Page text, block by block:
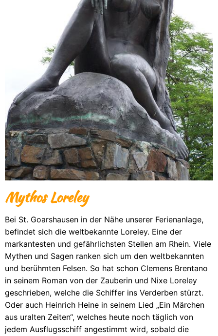
Mythos Loreley
Bei St. Goarshausen in der Nähe unserer Ferienanlage,
befindet sich die weltbekannte Loreley. Eine der
markantesten und gefährlichsten Stellen am Rhein. Viele
Mythen und Sagen ranken sich um den weltbekannten
und berühmten Felsen. So hat schon Clemens Brentano
in seinem Roman von der Zauberin und Nixe Loreley
geschrieben, welche die Schiffer ins Verderben stürzt.
Oder auch Heinrich Heine in seinem Lied „Ein Märchen
aus uralten Zeiten“, welches heute noch täglich von
jedem Ausflugsschiff angestimmt wird, sobald die